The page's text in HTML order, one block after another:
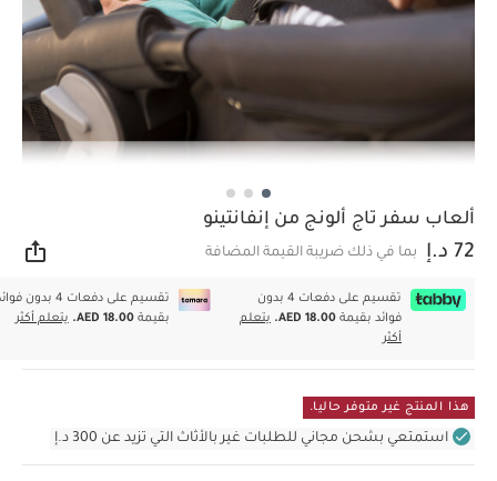
ألعاب سفر تاج ألونج من إنفانتينو
72 د.إ بما في ذلك ضريبة القيمة المضافة
تقسيم على دفعات 4 بدون
فوائد بقيمة AED 18.00.
يتعلم
أكثر
تقسيم على دفعات 4 بدون
بقيمةAED 18.00. يتعلم أكثر
هذا المنتج غير متوفر حاليا.
استمتعي بشحن مجاني للطلبات غير بالأثاث التي تزيد عن 300 د.إ